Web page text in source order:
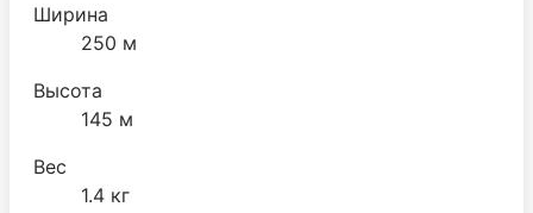
Ширина
250 м
Высота
145 м
Вес
1.4 кг